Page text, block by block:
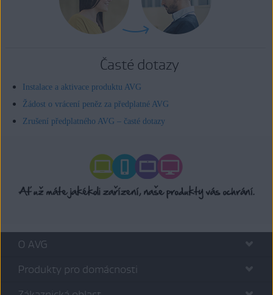
Časté dotazy
Instalace a aktivace produktu AVG
Žádost o vrácení peněz za předplatné AVG
Zrušení předplatného AVG – časté dotazy
O AVG
Produkty pro domácnosti